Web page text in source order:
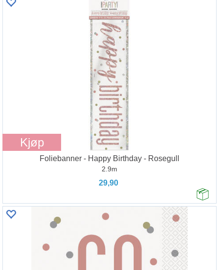
Kjøp
Foliebanner - Happy Birthday - Rosegull
2.9m
29,90